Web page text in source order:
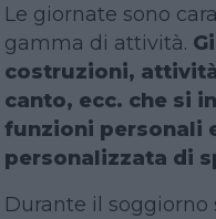
Le giornate sono
gamma di attività.
costruzioni,
canto, ecc. che si
funzioni personali
personalizzata di
Durante il soggiorno